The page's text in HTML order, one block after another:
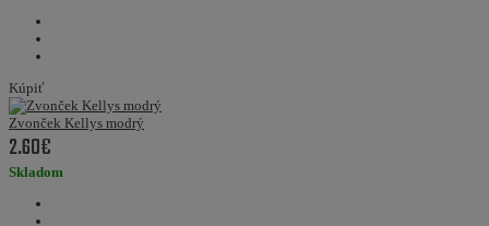
Kúpiť
Zvonček Kellys modrý
2.60€
Skladom